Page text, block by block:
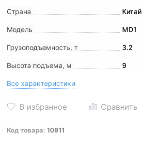
Страна Китай
Модель MD1
Грузоподъемность, т 3.2
Высота подъема, м 9
Все характеристики
Код товара: 10911